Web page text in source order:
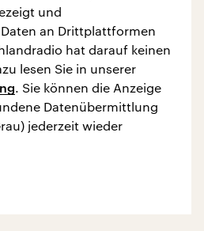
und
an Drittplattformen
hat darauf keinen
lesen Sie in unserer
. Sie können die Anzeige
Datenübermittlung
jederzeit wieder